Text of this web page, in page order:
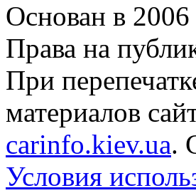
Основан в 2006
Права на
При
материалов
carinfo.kiev.ua.
Условия